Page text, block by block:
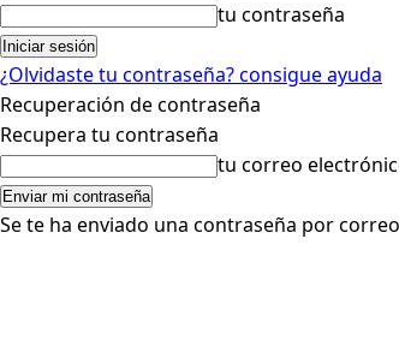
tu contraseña
¿Olvidaste tu contraseña? consigue ayuda
Recuperación de contraseña
Recupera tu contraseña
tu correo
Se te ha enviado una contraseña por